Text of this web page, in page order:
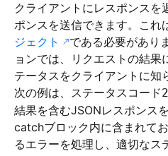
クライアントにレスポンスを
ポンスを送信できます。これ
ジェクト
である必要があり
ョンでは、リクエストの結果
テータスをクライアントに知
次の例は、ステータスコード
結果を含むJSONレスポンス
catchブロック内に含まれて
るエラーを処理し、適切なス